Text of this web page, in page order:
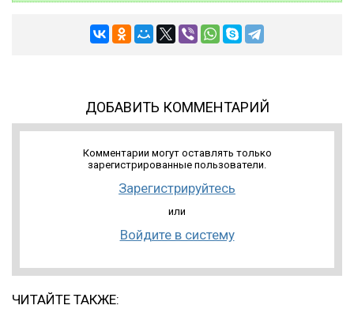
ДОБАВИТЬ КОММЕНТАРИЙ
Комментарии могут оставлять только
зарегистрированные пользователи.
Зарегистрируйтесь
или
Войдите в систему
ЧИТАЙТЕ ТАКЖЕ: